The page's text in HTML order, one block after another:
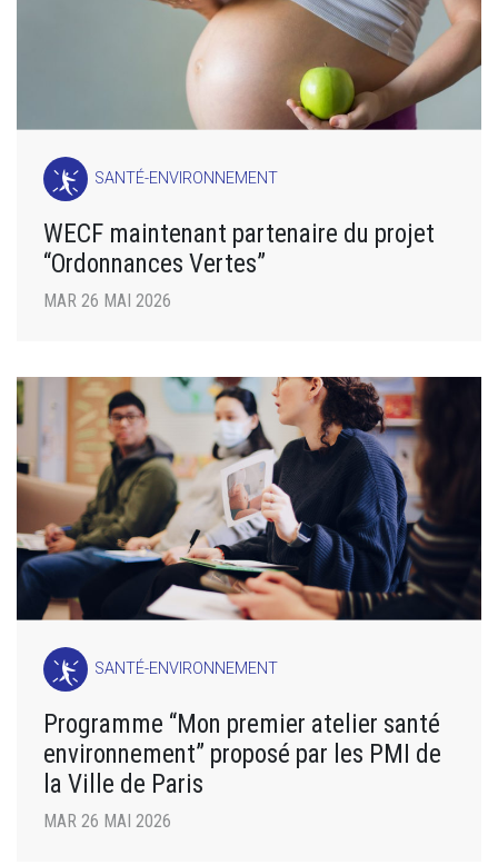
SANTÉ-ENVIRONNEMENT
WECF maintenant partenaire du projet
“Ordonnances Vertes”
MAR 26 MAI 2026
SANTÉ-ENVIRONNEMENT
Programme “Mon premier atelier santé
environnement” proposé par les PMI de
la Ville de Paris
MAR 26 MAI 2026